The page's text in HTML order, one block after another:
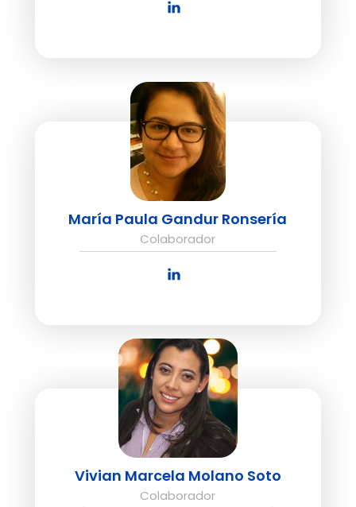
María Paula Gandur Ronsería
Colaborador
Vivian Marcela Molano Soto
Colaborador